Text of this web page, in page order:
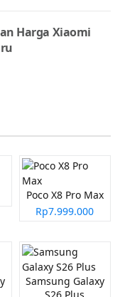
Harga Xiaomi
Poco X8 Pro Max
Rp7.999.000
Samsung Galaxy